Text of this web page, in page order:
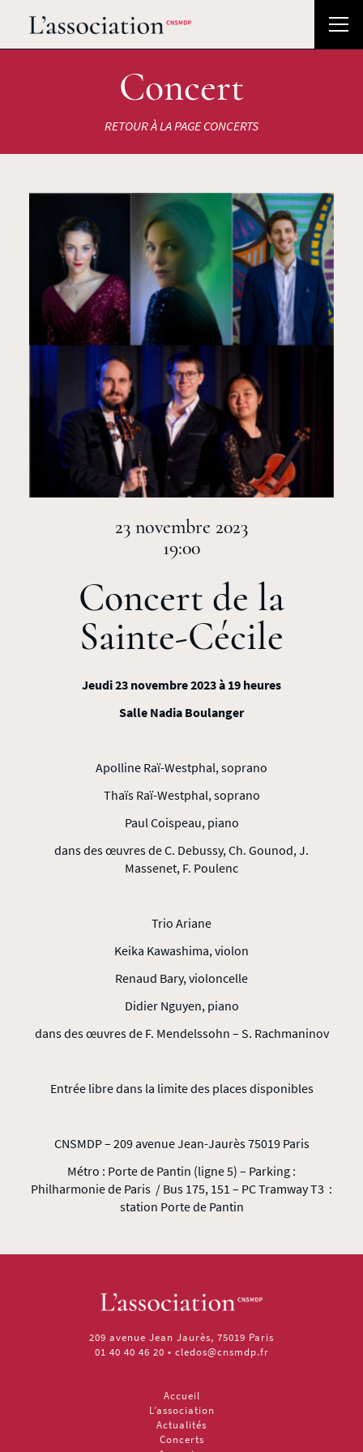
Concert
RETOUR À LA PAGE CONCERTS
23 novembre 2023
19:00
Concert de la
Sainte-Cécile
Jeudi 23 novembre 2023 à 19 heures
Salle Nadia Boulanger
Apolline Raï-Westphal, soprano
Thaïs Raï-Westphal, soprano
Paul Coispeau, piano
dans des œuvres de C. Debussy, Ch. Gounod, J.
Massenet, F. Poulenc
Trio Ariane
Keika Kawashima, violon
Renaud Bary, violoncelle
Didier Nguyen, piano
dans des œuvres de F. Mendelssohn – S. Rachmaninov
Entrée libre dans la limite des places disponibles
CNSMDP – 209 avenue Jean-Jaurès 75019 Paris
Métro : Porte de Pantin (ligne 5) – Parking :
Philharmonie de Paris / Bus 175, 151 – PC Tramway T3 :
station Porte de Pantin
209 avenue Jean Jaurès, 75019 Paris
01 40 40 46 20 • cledos@cnsmdp.fr
Accueil
L’association
Actualités
Concerts